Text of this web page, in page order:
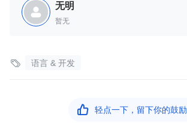
无明
暂无
 语言 & 开发
 轻点一下，留下你的鼓励